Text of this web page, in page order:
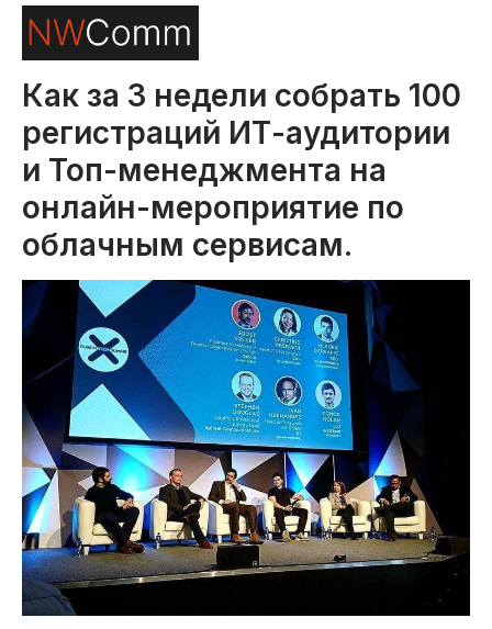
Как за 3 недели собрать 100
регистраций ИТ-аудитории
и Топ-менеджмента на
онлайн-мероприятие по
облачным сервисам.